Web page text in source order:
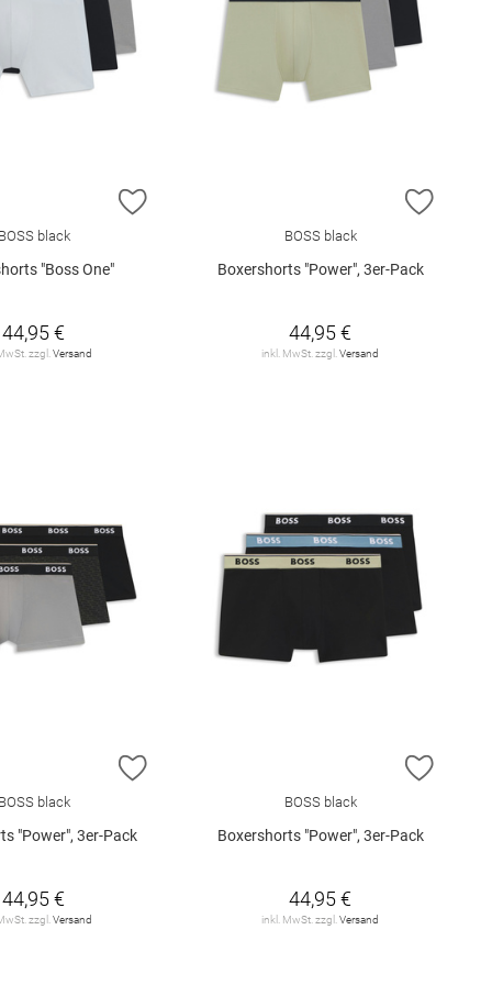
HINZUFÜGEN
BOSS black
"Boss One"
44,95 €
zzgl.Versand
ZUR
BOSS black
Boxershorts "Power", 3er-Pack
44,95 €
inkl. MwSt. zzgl.Versand
HINZUFÜGEN
BOSS black
"Power", 3er-Pack
44,95 €
zzgl.Versand
ZUR
BOSS black
Boxershorts "Power", 3er-Pack
44,95 €
inkl. MwSt. zzgl.Versand